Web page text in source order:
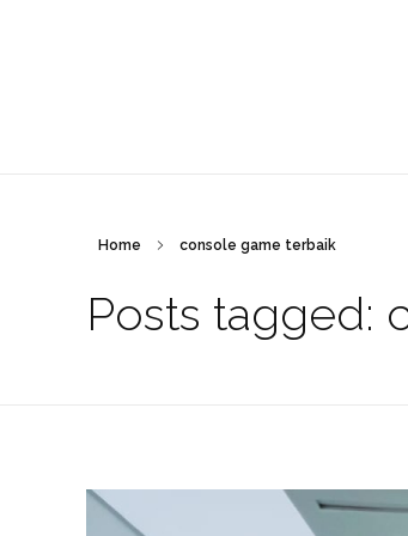
Home console game terbaik
Posts tagged: